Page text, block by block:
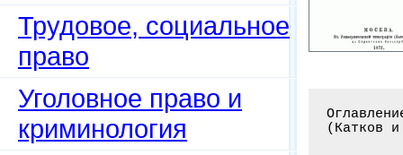
Трудовое, социальное
право
Уголовное право и
криминология
(Катков